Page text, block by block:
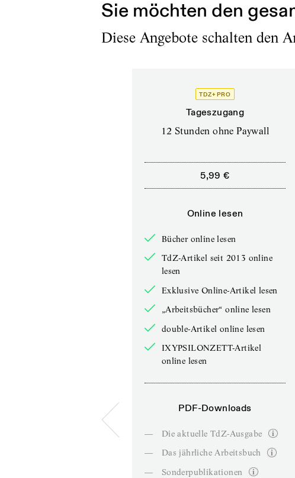
Sie möchten den
Diese Angebote schalten den
TDZ+ PRO
Tageszugang
12 Stunden ohne Paywall
5,99 €
Online lesen
Bücher online lesen
TdZ-Artikel seit 2013 online
lesen
Exklusive Online-Artikel lesen
„Arbeitsbücher“ online lesen
double-Artikel online lesen
IXYPSILONZETT-Artikel
online lesen
PDF-Downloads
—
Die aktuelle TdZ-Ausgabe
—
Das jährliche Arbeitsbuch
—
Sonderpublikationen